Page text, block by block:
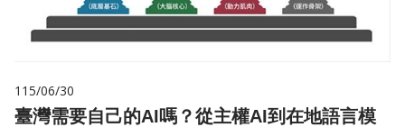
115/06/30
臺灣需要自己的AI嗎？從主權AI到在地語言模